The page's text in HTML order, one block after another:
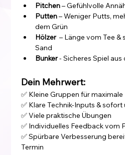
Pitchen – Gefühlvolle
Putten – Weniger Putts,
dem Grün
Hölzer – Länge vom Tee &
Sand
Bunker - Sicheres Spiel aus
Dein Mehrwert:
✅ Kleine Gruppen für
✅ Klare Technik-Inputs &
✅ Viele praktische Übungen
✅ Individuelles Feedback vom
✅ Spürbare Verbesserung
Termin